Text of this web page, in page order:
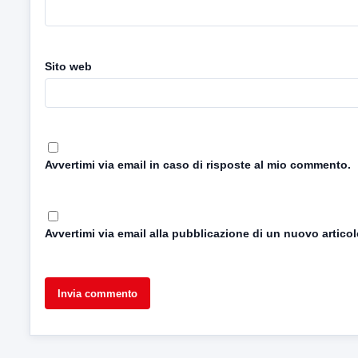
Sito web
Avvertimi via email in caso di risposte al mio commento.
Avvertimi via email alla pubblicazione di un nuovo